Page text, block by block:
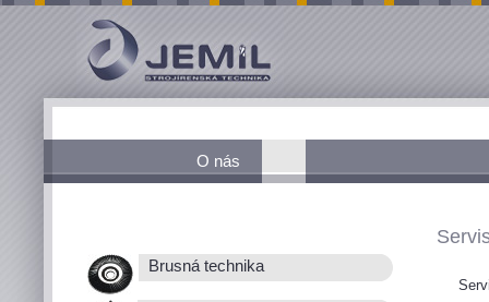
O nás
Brusná technika